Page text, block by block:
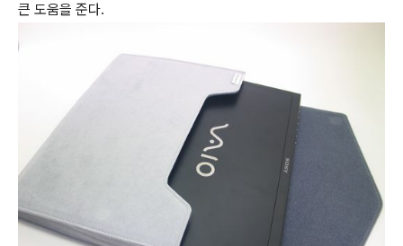
큰 도움을 준다.